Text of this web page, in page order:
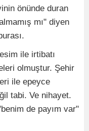
önünde duran
mı" diyen
ile irtibatı
olmuştur. Şehir
ile epeyce
tabi. Ve nihayet.
de payım var"